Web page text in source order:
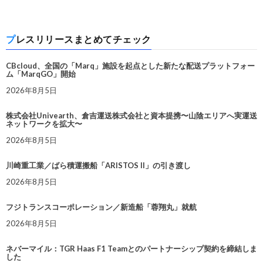
プレスリリースまとめてチェック
CBcloud、全国の「Marq」施設を起点とした新たな配送プラットフォー
ム「MarqGO」開始
2026年8月5日
株式会社Univearth、倉吉運送株式会社と資本提携〜山陰エリアへ実運送
ネットワークを拡大〜
2026年8月5日
川崎重工業／ばら積運搬船「ARISTOS II」の引き渡し
2026年8月5日
フジトランスコーポレーション／新造船「蓉翔丸」就航
2026年8月5日
ネバーマイル：TGR Haas F1 Teamとのパートナーシップ契約を締結しま
した